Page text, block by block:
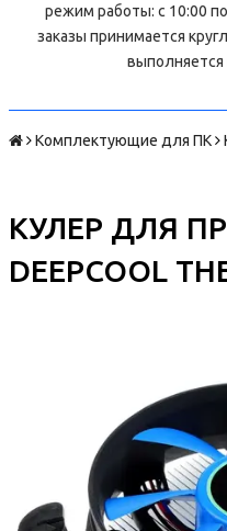
режим работы: с 10:00
заказы принимается
Комплектующие для ПК
КУЛЕР ДЛЯ
DEEPCOOL